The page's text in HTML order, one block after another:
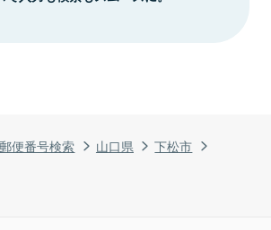
郵便番号検索 山口県
下松市